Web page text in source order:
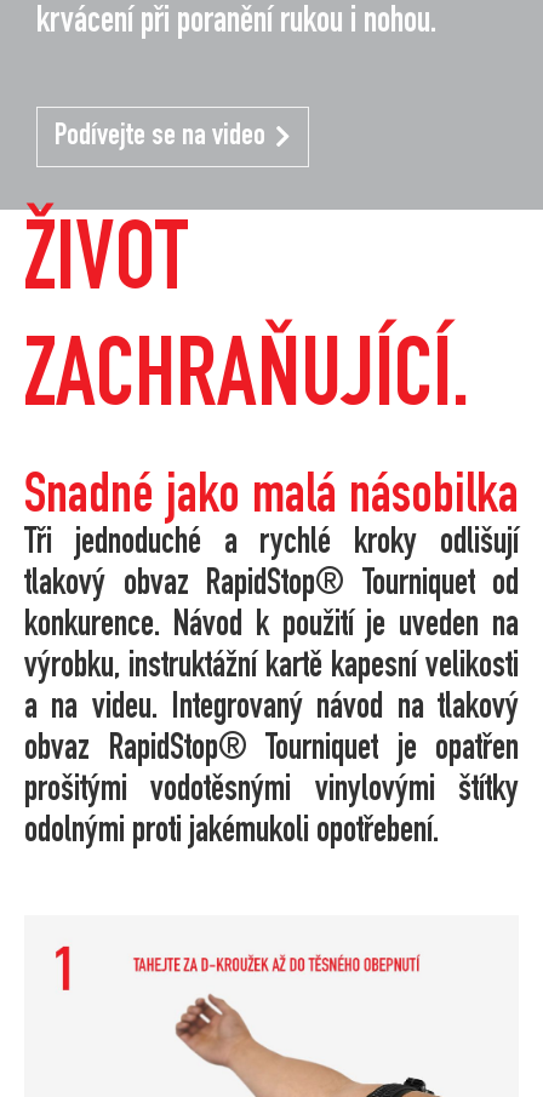
krvácení při poranění rukou i nohou.
Podívejte se na video
ŽIVOT
ZACHRAŇUJÍCÍ.
Snadné jako malá násobilka
Tři jednoduché a rychlé kroky odlišují
tlakový obvaz RapidStop® Tourniquet od
konkurence. Návod k použití je uveden na
výrobku, instruktážní kartě kapesní velikosti
a na videu. Integrovaný návod na tlakový
obvaz RapidStop® Tourniquet je opatřen
prošitými vodotěsnými vinylovými štítky
odolnými proti jakémukoli opotřebení.